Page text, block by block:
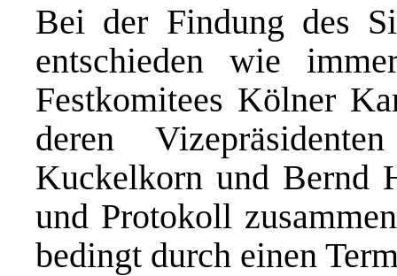
Bei der Findung des
entschieden wie
Festkomitees Kölner
deren
Kuckelkorn und Bernd
und Protokoll
bedingt durch einen